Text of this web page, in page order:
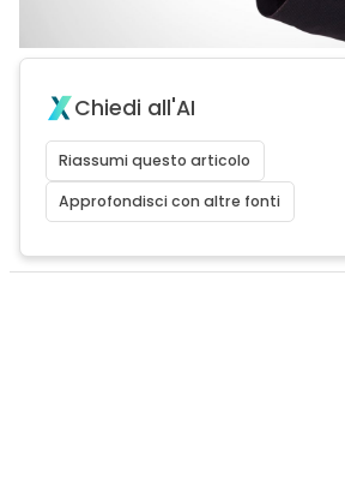
Chiedi all'AI
Riassumi questo articolo
Approfondisci con altre fonti